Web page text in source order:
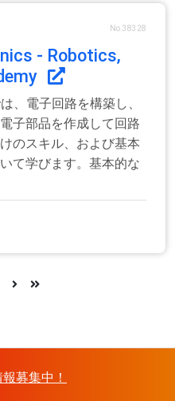
No.38328
- Robotics,
、電子回路を構築し、
子部品を作成して回路
のスキル、および基本
て学びます。基本的な
募集中！